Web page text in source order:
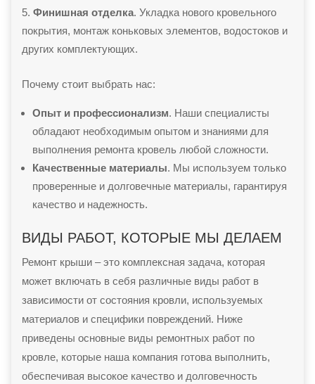
Финишная отделка. Укладка нового кровельного
покрытия, монтаж коньковых элементов, водостоков и
других комплектующих.
Почему стоит выбрать нас:
Опыт и профессионализм. Наши специалисты
обладают необходимым опытом и знаниями для
выполнения ремонта кровель любой сложности.
Качественные материалы. Мы используем только
проверенные и долговечные материалы, гарантируя
качество и надежность.
ВИДЫ РАБОТ, КОТОРЫЕ МЫ ДЕЛАЕМ
Ремонт крыши – это комплексная задача, которая
может включать в себя различные виды работ в
зависимости от состояния кровли, используемых
материалов и специфики повреждений. Ниже
приведены основные виды ремонтных работ по
кровле, которые наша компания готова выполнить,
обеспечивая высокое качество и долговечность